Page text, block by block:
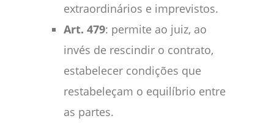
extraordinários e imprevistos.
Art. 479: permite ao juiz, ao
invés de rescindir o contrato,
estabelecer condições que
restabeleçam o equilíbrio entre
as partes.